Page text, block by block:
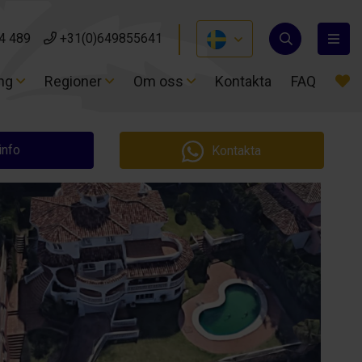
489 +31(0)649855641
Regioner Om oss Kontakta FAQ
489 +31(0)649855641
Regioner Om oss Kontakta FAQ
Kontakta